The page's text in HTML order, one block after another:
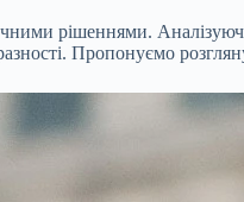
рішеннями.
Пропонуємо